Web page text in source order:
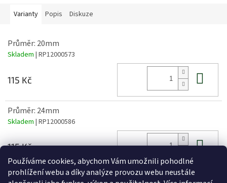
Používáme cookies, abychom Vám umožnili pohodlné
prohlížení webu a díky analýze provozu webu neustále
Varianty Popis Diskuze
Průměr: 20mm
Skladem | RP12000573
115 Kč
Průměr: 24mm
Skladem | RP12000586
115 Kč Do